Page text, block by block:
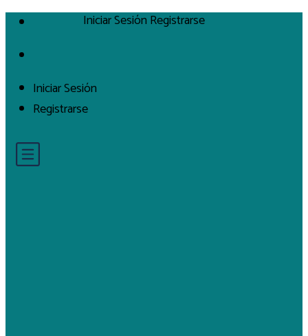
Iniciar Sesión
Registrarse
Iniciar Sesión Registrarse